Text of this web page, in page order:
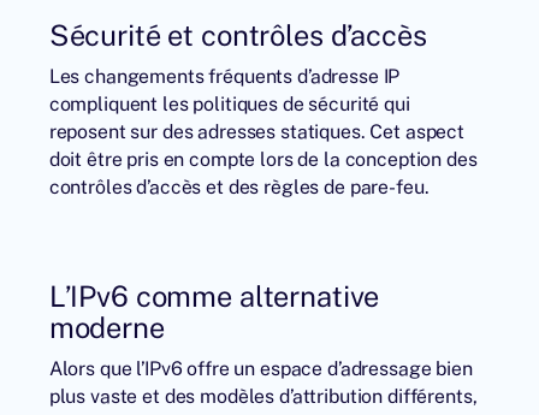
Sécurité et contrôles d’accès
Les changements fréquents d’adresse IP
compliquent les politiques de sécurité qui
reposent sur des adresses statiques. Cet aspect
doit être pris en compte lors de la conception des
contrôles d’accès et des règles de pare-feu.
L’IPv6 comme alternative
moderne
Alors que l’IPv6 offre un espace d’adressage bien
plus vaste et des modèles d’attribution différents,